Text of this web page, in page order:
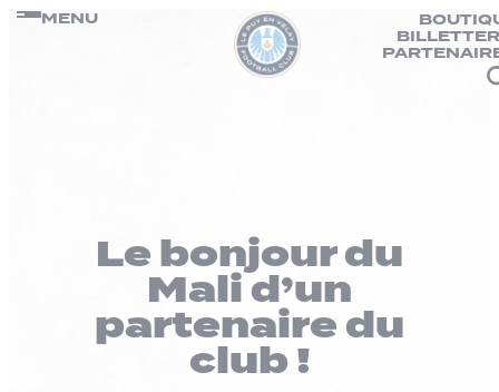
Passer
MENU
Le bonjour du
Mali d’un
partenaire du
club !
Panneau de gestion des cookies